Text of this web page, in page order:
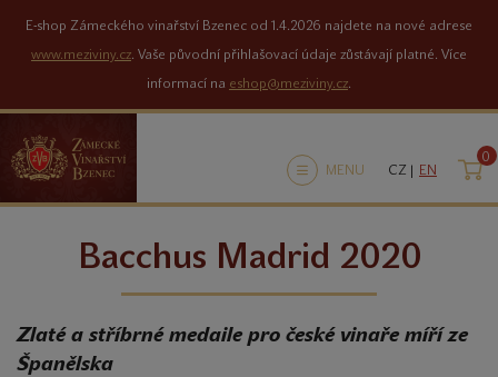
E-shop Zámeckého vinařství Bzenec od 1.4.2026 najdete na nové adrese
www.meziviny.cz. Vaše původní přihlašovací údaje zůstávají platné. Více
informací na eshop@meziviny.cz.
MENU CZ | EN
0
Bacchus Madrid 2020
Zlaté a stříbrné medaile pro české vinaře míří ze
Španělska